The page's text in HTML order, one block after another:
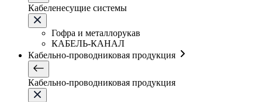
Кабеленесущие системы
Гофра и металлорукав
КАБЕЛЬ-КАНАЛ
Кабельно-проводниковая продукция
Кабельно-проводниковая продукция